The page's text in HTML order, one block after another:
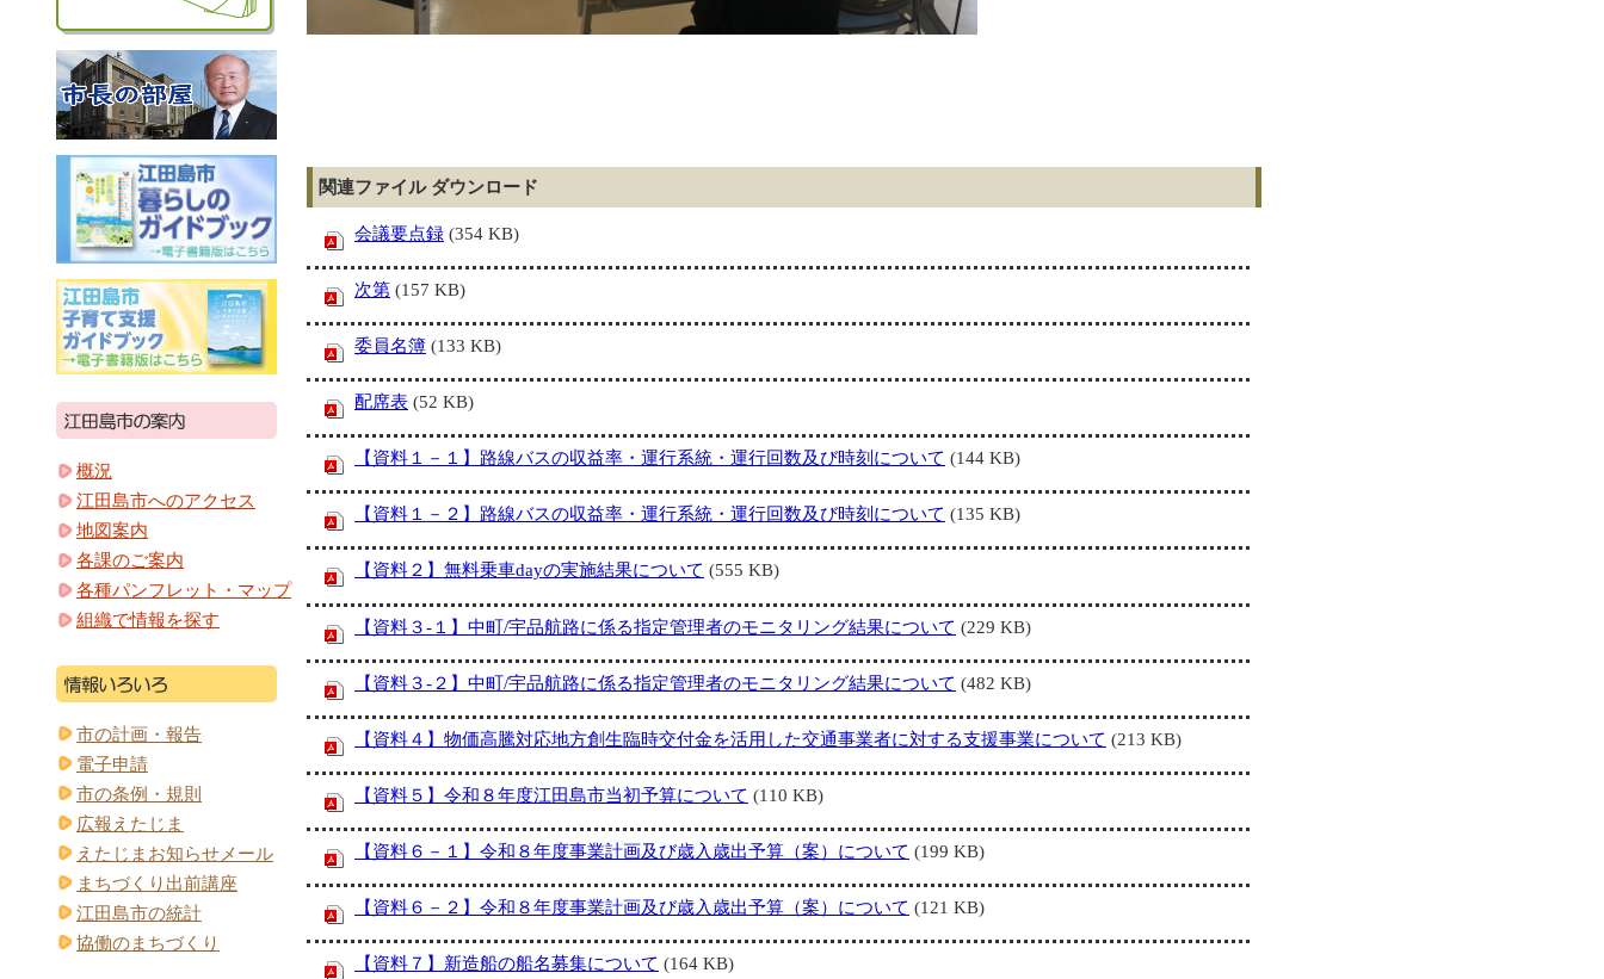
関連ファイル ダウンロード
会議要点録 (354 KB)
次第 (157 KB)
委員名簿 (133 KB)
配席表 (52 KB)
【資料１－１】路線バスの収益率・運行系統・運行回数及び時刻について (144 KB)
【資料１－２】路線バスの収益率・運行系統・運行回数及び時刻について (135 KB)
【資料２】無料乗車dayの実施結果について (555 KB)
【資料３-１】中町/宇品航路に係る指定管理者のモニタリング結果について (229 KB)
【資料３-２】中町/宇品航路に係る指定管理者のモニタリング結果について (482 KB)
【資料４】物価高騰対応地方創生臨時交付金を活用した交通事業者に対する支援事業について (213 KB)
【資料５】令和８年度江田島市当初予算について (110 KB)
【資料６－１】令和８年度事業計画及び歳入歳出予算（案）について (199 KB)
【資料６－２】令和８年度事業計画及び歳入歳出予算（案）について (121 KB)
【資料７】新造船の船名募集について (164 KB)
概況
江田島市へのアクセス
地図案内
各課のご案内
各種パンフレット・マップ
組織で情報を探す
市の計画・報告
電子申請
市の条例・規則
広報えたじま
えたじまお知らせメール
まちづくり出前講座
江田島市の統計
協働のまちづくり